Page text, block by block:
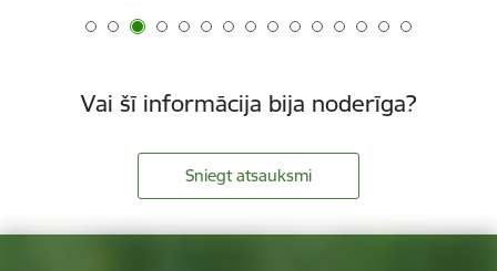
Vai šī informācija bija noderīga?
Sniegt atsauksmi